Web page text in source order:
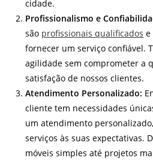
cidade.
Profissionalismo e
são profissionais qualificados e
fornecer um serviço confiável.
agilidade sem comprometer a
satisfação de nossos clientes.
Atendimento Personalizado:
cliente tem necessidades
um atendimento
serviços às suas expectativas.
móveis simples até projetos